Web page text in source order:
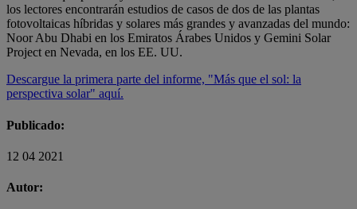
los lectores encontrarán estudios de casos de dos de las plantas
fotovoltaicas híbridas y solares más grandes y avanzadas del mundo:
Noor Abu Dhabi en los Emiratos Árabes Unidos y Gemini Solar
Project en Nevada, en los EE. UU.
Descargue la primera parte del informe, "Más que el sol: la
perspectiva solar" aquí.
Publicado:
12 04 2021
Autor: